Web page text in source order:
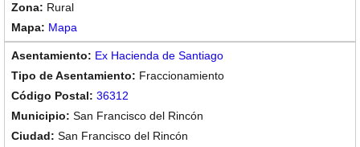
Rural
Mapa
Ex Hacienda de Santiago
Fraccionamiento
36312
San Francisco del Rincón
San Francisco del Rincón